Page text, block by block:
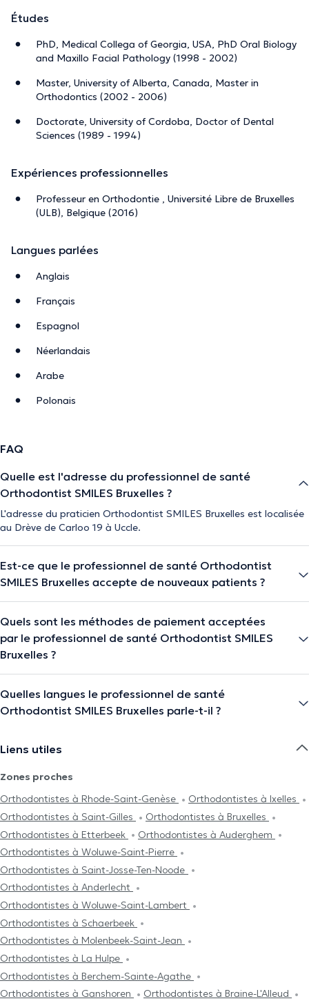
Études
PhD, Medical Collega of Georgia, USA, PhD Oral Biology
and Maxillo Facial Pathology (1998 - 2002)
Master, University of Alberta, Canada, Master in
Orthodontics (2002 - 2006)
Doctorate, University of Cordoba, Doctor of Dental
Sciences (1989 - 1994)
Expériences professionnelles
Professeur en Orthodontie , Université Libre de Bruxelles
(ULB), Belgique (2016)
Langues parlées
Anglais
Français
Espagnol
Néerlandais
Arabe
Polonais
FAQ
Quelle est l'adresse du professionnel de santé
Orthodontist SMILES Bruxelles ?
L'adresse du praticien Orthodontist SMILES Bruxelles est localisée
au Drève de Carloo 19 à Uccle.
Est-ce que le professionnel de santé Orthodontist
SMILES Bruxelles accepte de nouveaux patients ?
Quels sont les méthodes de paiement acceptées
par le professionnel de santé Orthodontist SMILES
Bruxelles ?
Quelles langues le professionnel de santé
Orthodontist SMILES Bruxelles parle-t-il ?
Liens utiles
Zones proches
Orthodontistes à Rhode-Saint-Genèse
Orthodontistes à Ixelles
Orthodontistes à Saint-Gilles
Orthodontistes à Bruxelles
Orthodontistes à Etterbeek
Orthodontistes à Auderghem
Orthodontistes à Woluwe-Saint-Pierre
Orthodontistes à Saint-Josse-Ten-Noode
Orthodontistes à Anderlecht
Orthodontistes à Woluwe-Saint-Lambert
Orthodontistes à Schaerbeek
Orthodontistes à Molenbeek-Saint-Jean
Orthodontistes à La Hulpe
Orthodontistes à Berchem-Sainte-Agathe
Orthodontistes à Ganshoren
Orthodontistes à Braine-L'Alleud